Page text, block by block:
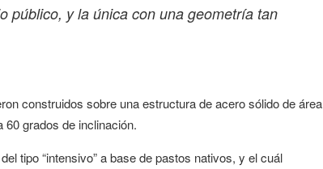
público, y la única con una geometría tan
construidos sobre una estructura de acero sólido de área
grados de inclinación.
tipo “intensivo” a base de pastos nativos, y el cuál